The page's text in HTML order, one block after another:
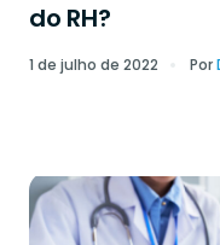
do RH?
1 de julho de 2022 Por